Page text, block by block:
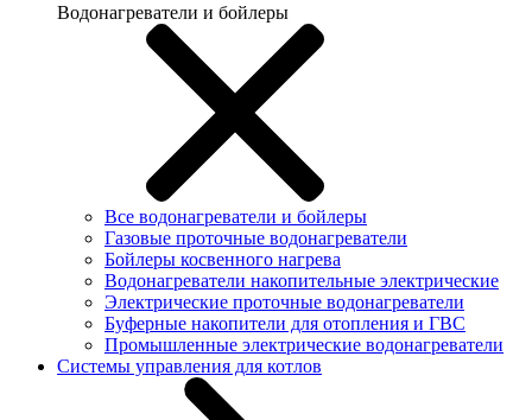
Водонагреватели и бойлеры
Все водонагреватели и бойлеры
Газовые проточные водонагреватели
Бойлеры косвенного нагрева
Водонагреватели накопительные электрические
Электрические проточные водонагреватели
Буферные накопители для отопления и ГВС
Промышленные электрические водонагреватели
Системы управления для котлов